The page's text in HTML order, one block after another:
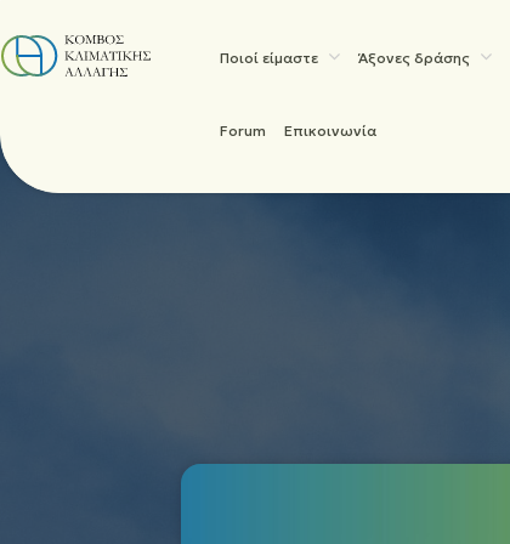
Ποιοί είμαστε Άξονες δράσης
Forum Επικοινωνία